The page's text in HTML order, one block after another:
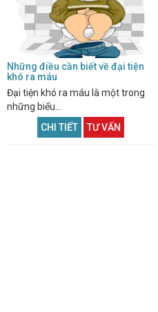
Những điều cần biết về đại tiện
khó ra máu
Đại tiện khó ra máu là một trong
những biểu...
CHI TIẾT
TƯ VẤN